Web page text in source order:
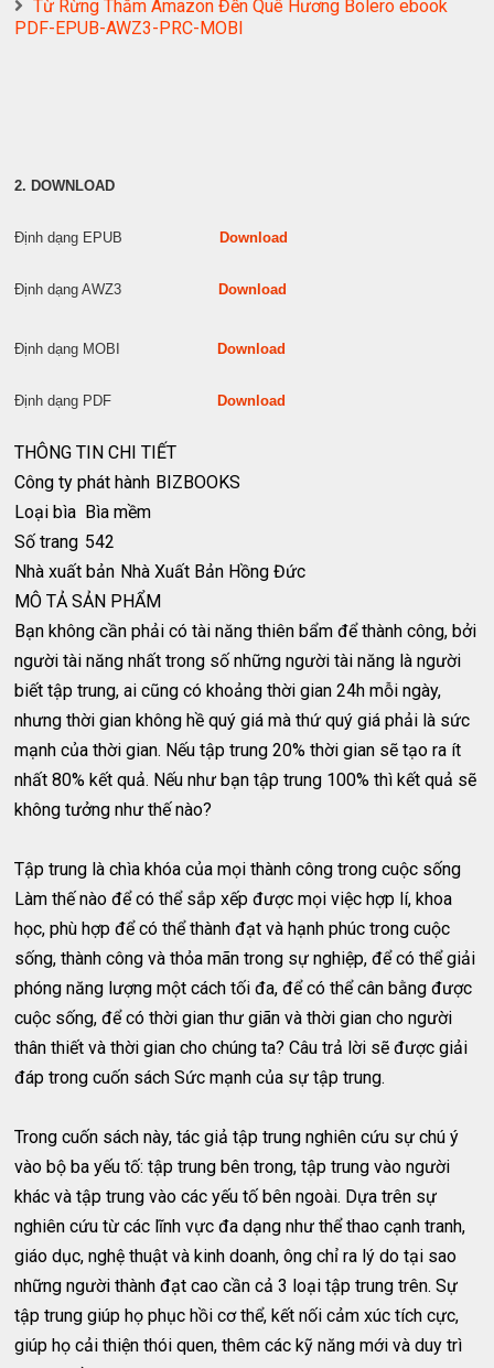
Từ Rừng Thẳm Amazon Đến Quê Hương Bolero ebook
PDF-EPUB-AWZ3-PRC-MOBI
2. DOWNLOAD
Định dạng EPUB Download
Định dạng AWZ3 Download
Định dạng MOBI Download
Định dạng PDF Download
THÔNG TIN CHI TIẾT
Công ty phát hành BIZBOOKS
Loại bìa Bìa mềm
Số trang 542
Nhà xuất bản Nhà Xuất Bản Hồng Đức
MÔ TẢ SẢN PHẨM
Bạn không cần phải có tài năng thiên bẩm để thành công, bởi
người tài năng nhất trong số những người tài năng là người
biết tập trung, ai cũng có khoảng thời gian 24h mỗi ngày,
nhưng thời gian không hề quý giá mà thứ quý giá phải là sức
mạnh của thời gian. Nếu tập trung 20% thời gian sẽ tạo ra ít
nhất 80% kết quả. Nếu như bạn tập trung 100% thì kết quả sẽ
không tưởng như thế nào?
Tập trung là chìa khóa của mọi thành công trong cuộc sống
Làm thế nào để có thể sắp xếp được mọi việc hợp lí, khoa
học, phù hợp để có thể thành đạt và hạnh phúc trong cuộc
sống, thành công và thỏa mãn trong sự nghiệp, để có thể giải
phóng năng lượng một cách tối đa, để có thể cân bằng được
cuộc sống, để có thời gian thư giãn và thời gian cho người
thân thiết và thời gian cho chúng ta? Câu trả lời sẽ được giải
đáp trong cuốn sách Sức mạnh của sự tập trung.
Trong cuốn sách này, tác giả tập trung nghiên cứu sự chú ý
vào bộ ba yếu tố: tập trung bên trong, tập trung vào người
khác và tập trung vào các yếu tố bên ngoài. Dựa trên sự
nghiên cứu từ các lĩnh vực đa dạng như thể thao cạnh tranh,
giáo dục, nghệ thuật và kinh doanh, ông chỉ ra lý do tại sao
những người thành đạt cao cần cả 3 loại tập trung trên. Sự
tập trung giúp họ phục hồi cơ thể, kết nối cảm xúc tích cực,
giúp họ cải thiện thói quen, thêm các kỹ năng mới và duy trì